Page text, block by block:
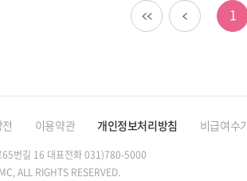
이전 1
이용약관 개인정보처리방침 비급여수
65번길 16 대표전화 031)780-5000
ALL RIGHTS RESERVED.